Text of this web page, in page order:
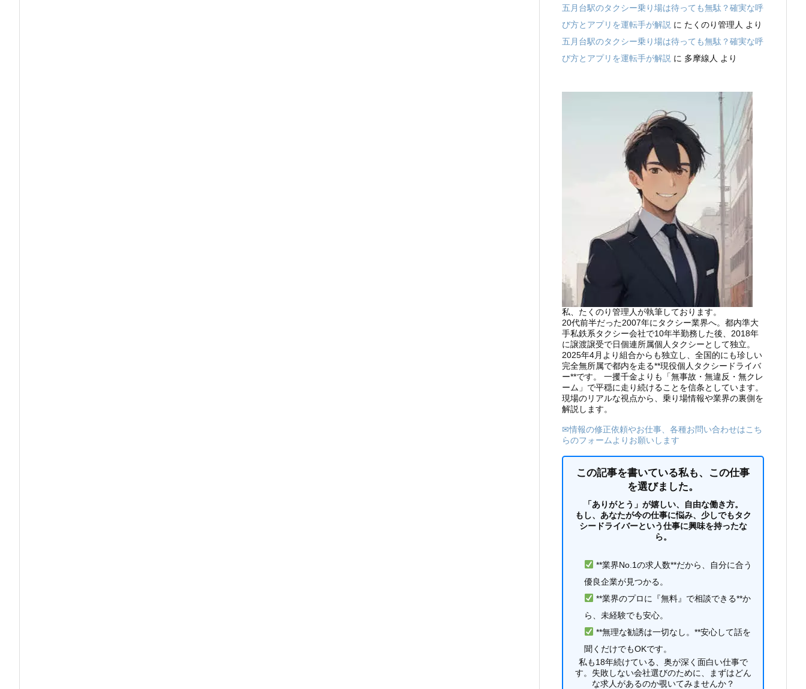
五月台駅のタクシー乗り場は待っても無駄？確実な呼
び方とアプリを運転手が解説 に たくのり管理人 より
五月台駅のタクシー乗り場は待っても無駄？確実な呼
び方とアプリを運転手が解説 に 多摩線人 より
私、たくのり管理人が執筆しております。
20代前半だった2007年にタクシー業界へ。都内準大
手私鉄系タクシー会社で10年半勤務した後、2018年
に譲渡譲受で日個連所属個人タクシーとして独立。
2025年4月より組合からも独立し、全国的にも珍しい
完全無所属で都内を走る**現役個人タクシードライバ
ー**です。 一攫千金よりも「無事故・無違反・無クレ
ーム」で平穏に走り続けることを信条としています。
現場のリアルな視点から、乗り場情報や業界の裏側を
解説します。
✉情報の修正依頼やお仕事、各種お問い合わせはこち
らのフォームよりお願いします
この記事を書いている私も、この仕事
を選びました。
「ありがとう」が嬉しい、自由な働き方。
もし、あなたが今の仕事に悩み、少しでもタク
シードライバーという仕事に興味を持ったな
ら。
**業界No.1の求人数**だから、自分に合う
優良企業が見つかる。
**業界のプロに『無料』で相談できる**か
ら、未経験でも安心。
**無理な勧誘は一切なし。**安心して話を
聞くだけでもOKです。
私も18年続けている、奥が深く面白い仕事で
す。失敗しない会社選びのために、まずはどん
な求人があるのか覗いてみませんか？